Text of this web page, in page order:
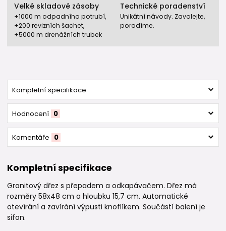
Velké skladové zásoby
+1000 m odpadního potrubí,
+200 revizních šachet,
+5000 m drenážních trubek
Technické poradenství
Unikátní návody. Zavolejte,
poradíme.
Kompletní specifikace
Hodnocení 0
Komentáře 0
Kompletní specifikace
Granitový dřez s přepadem a odkapávačem. Dřez má
rozměry 58x48 cm a hloubku 15,7 cm. Automatické
otevírání a zavírání výpusti knoflíkem. Součástí balení je
sifon.